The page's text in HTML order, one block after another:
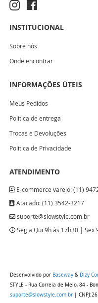
INSTITUCIONAL
Sobre nós
Onde encontrar
INFORMAÇÕES ÚTEIS
Meus Pedidos
Política de entrega
Trocas e Devoluções
Politica de Privacidade
ATENDIMENTO
E-commerce varejo: (11)
Atacado: (11) 3542-3217
suporte@slowstyle.com.br
Seg a Qui 9h às 17h30 | Sex
Desenvolvido por Baseway & Dizy
STYLE - Rua Correia de Melo, 84 -
suporte@slowstyle.com.br |